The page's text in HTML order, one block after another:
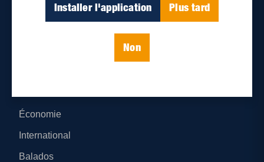
Installer l'application Plus tard
Non
Économie
International
Balados